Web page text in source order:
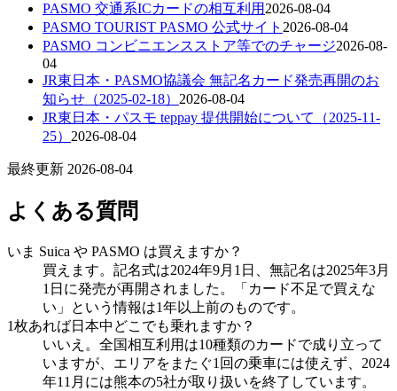
PASMO 交通系ICカードの相互利用 2026-08-04
PASMO TOURIST PASMO 公式サイト 2026-08-04
PASMO コンビニエンスストア等でのチャージ2026-08-
04
JR東日本・PASMO協議会 無記名カード発売再開のお
知らせ（2025-02-18） 2026-08-04
JR東日本・パスモ teppay 提供開始について（2025-11-
25） 2026-08-04
最終更新 2026-08-04
よくある質問
いま Suica や PASMO は買えますか？
買えます。記名式は2024年9月1日、無記名は2025年3月
1日に発売が再開されました。「カード不足で買えな
い」という情報は1年以上前のものです。
1枚あれば日本中どこでも乗れますか？
いいえ。全国相互利用は10種類のカードで成り立って
いますが、エリアをまたぐ1回の乗車には使えず、2024
年11月には熊本の5社が取り扱いを終了しています。